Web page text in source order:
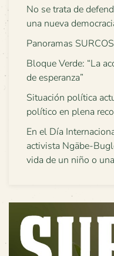
No se trata de
una nueva
Panoramas
Bloque Verde: “La
de esperanza”
Situación política
político en plena
En el Día
activista Ngäbe-
vida de un niño o